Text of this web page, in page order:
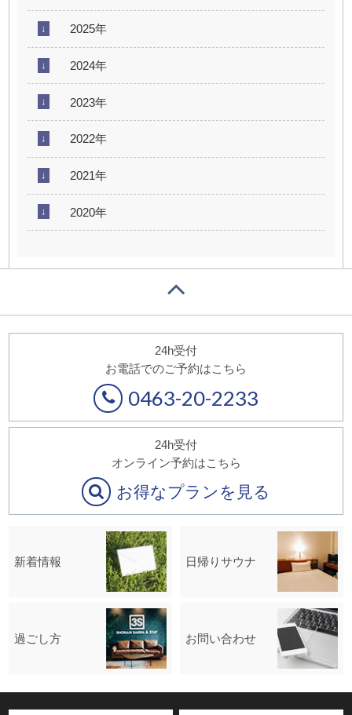
2025年
2024年
2023年
2022年
2021年
2020年
24h受付
お電話でのご予約はこちら
0463-20-2233
24h受付
オンライン予約はこちら
お得なプランを見る
新着情報 日帰りサウナ
過ごし方 お問い合わせ